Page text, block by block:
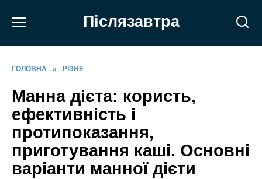
Післязавтра
ГОЛОВНА » РІЗНЕ
Манна дієта: користь,
ефективність і
протипоказання,
приготування каші. Основні
варіанти манної дієти